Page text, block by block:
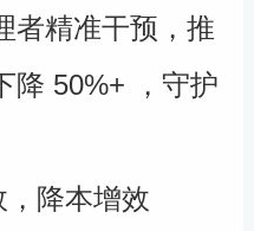
者精准干预，推
降 50%+ ，守护
，降本增效